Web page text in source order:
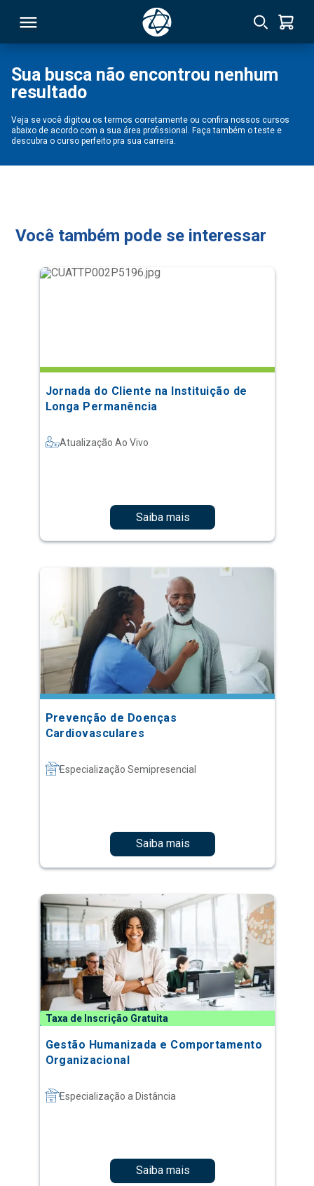
Sua busca não encontrou nenhum
resultado
Veja se você digitou os termos corretamente ou confira nossos cursos
abaixo de acordo com a sua área profissional. Faça também o teste e
descubra o curso perfeito pra sua carreira.
Você também pode se interessar
Jornada do Cliente na Instituição de
Longa Permanência
Atualização Ao Vivo
Saiba mais
Prevenção de Doenças
Cardiovasculares
Especialização Semipresencial
Saiba mais
Taxa de Inscrição Gratuita
Gestão Humanizada e Comportamento
Organizacional
Especialização a Distância
Saiba mais